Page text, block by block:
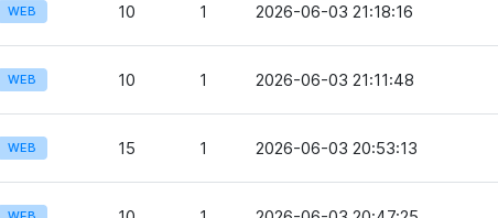
WEB 10 1 2026-06-03 21:18:16
WEB 10 1 2026-06-03 21:11:48
WEB 15 1 2026-06-03 20:53:13